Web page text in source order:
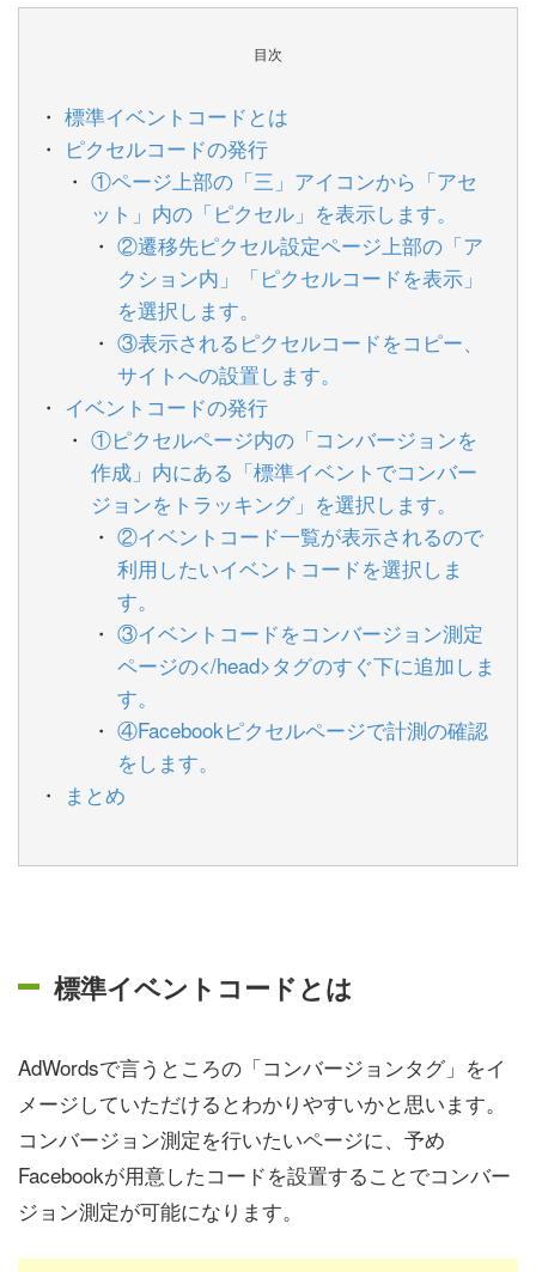
目次
標準イベントコードとは
ピクセルコードの発行
①ページ上部の「三」アイコンから「アセ
ット」内の「ピクセル」を表示します。
②遷移先ピクセル設定ページ上部の「ア
クション内」「ピクセルコードを表示」
を選択します。
③表示されるピクセルコードをコピー、
サイトへの設置します。
イベントコードの発行
①ピクセルページ内の「コンバージョンを
作成」内にある「標準イベントでコンバー
ジョンをトラッキング」を選択します。
②イベントコード一覧が表示されるので
利用したいイベントコードを選択しま
す。
③イベントコードをコンバージョン測定
ページの</head>タグのすぐ下に追加しま
す。
④Facebookピクセルページで計測の確認
をします。
まとめ
標準イベントコードとは
AdWordsで言うところの「コンバージョンタグ」をイ
メージしていただけるとわかりやすいかと思います。
コンバージョン測定を行いたいページに、予め
Facebookが用意したコードを設置することでコンバー
ジョン測定が可能になります。